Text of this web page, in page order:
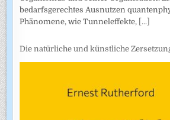
bedarfsgerechtes Ausnutzen
Phänomene, wie Tunneleffekte, [...]
Die natürliche und künstliche